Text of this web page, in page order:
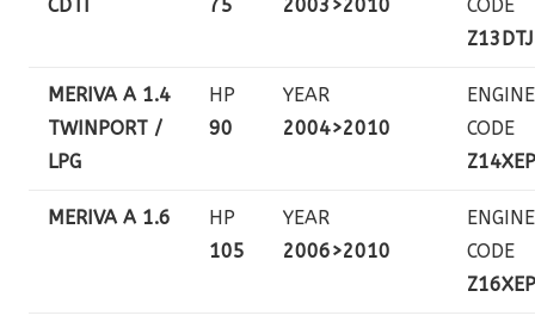
CDTI 75 2003>2010
CODE
Z13DTJ
MERIVA A 1.4
TWINPORT /
LPG
HP
90
YEAR
2004>2010
ENGINE
CODE
Z14XEP
MERIVA A 1.6
HP
105
YEAR
2006>2010
ENGINE
CODE
Z16XEP